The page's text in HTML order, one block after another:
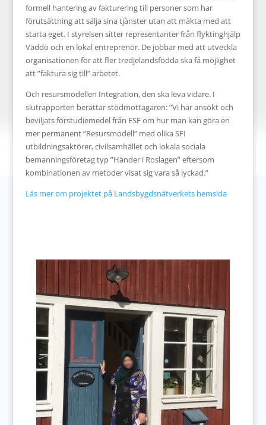
formell hantering av fakturering till personer som har
förutsättning att sälja sina tjänster utan att mäkta med att
starta eget. I styrelsen sitter representanter från flyktinghjälp
Väddö och en lokal entreprenör. De jobbar med att utveckla
organisationen för att fler tredjelandsfödda ska få möjlighet
att ”faktura sig till” arbetet.
Och resursmodellen Integration, den ska leva vidare. I
slutrapporten berättar stödmottagaren: ”Vi har ansökt och
beviljats förstudiemedel från ESF om hur man kan göra en
mer permanent ”Resursmodell” med olika SFI
utbildningsaktörer, civilsamhället och lokala sociala
bemanningsföretag typ ”Händer i Roslagen” eftersom
kombinationen av metoder visat sig vara så lyckad.”
Läs mer om projektet på Landsbygdsnätverkets hemsida